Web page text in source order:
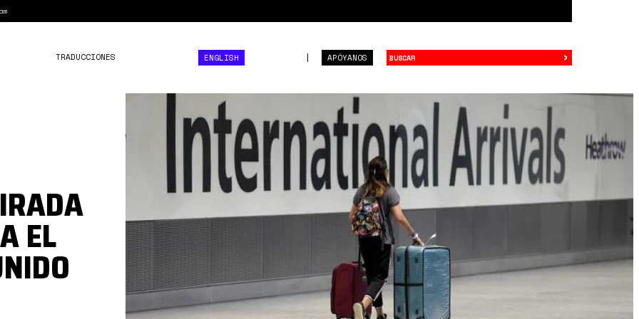
APÓYANOS
TRADUCCIONES ENGLISH ›
photo_2021-
01_05-
09.jpg
EL